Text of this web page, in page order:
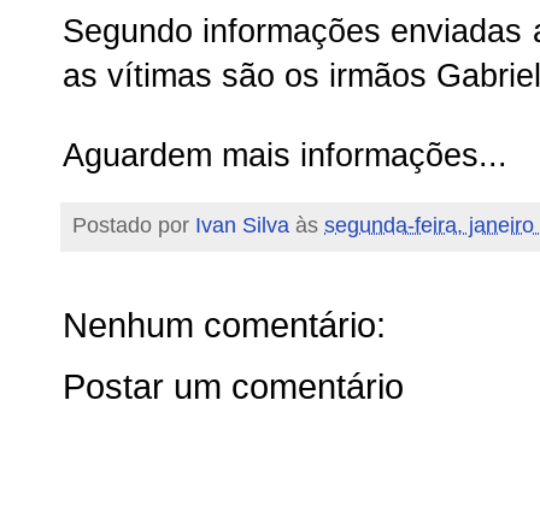
Segundo informações
as vítimas são os irmãos
Aguardem mais informações...
Postado por Ivan Silva às segunda-feira, janeiro
Nenhum comentário:
Postar um comentário